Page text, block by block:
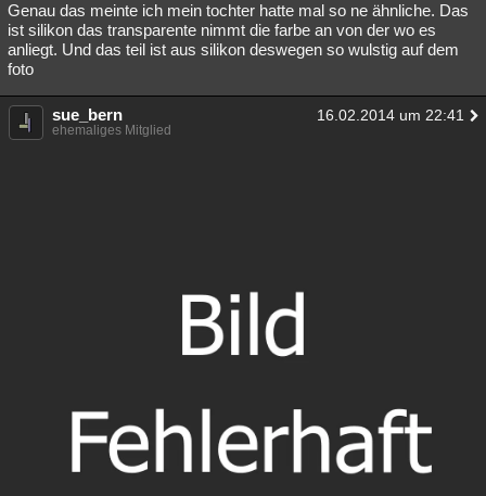
Genau das meinte ich mein tochter hatte mal so ne ähnliche. Das
ist silikon das transparente nimmt die farbe an von der wo es
anliegt. Und das teil ist aus silikon deswegen so wulstig auf dem
foto
sue_bern 16.02.2014 um 22:41
ehemaliges Mitglied